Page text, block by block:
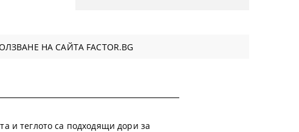
НА САЙТА FACTOR.BG
и теглото са подходящи дори за